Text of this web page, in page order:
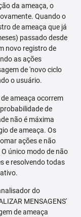
da ameaça, o
Quando o
de ameaça que já
passado desde
novo registro de
as ações
de 'novo ciclo
o usuário.
ameaça ocorrem
de
não é máxima
de ameaça. Os
ações e não
único modo de não
e resolvendo todas
do
MENSAGENS'
de ameaça